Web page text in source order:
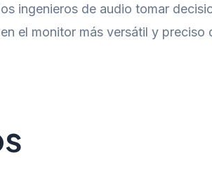
ingenieros de audio tomar
el monitor más versátil y